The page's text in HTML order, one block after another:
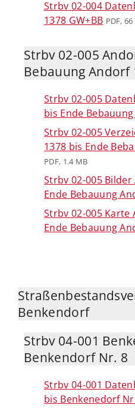
Strbv 02-004
1378 GW+BB PDF,
Strbv 02-005
Bebauung Andorf
Strbv 02-005
bis Ende
Strbv 02-005
1378 bis Ende
PDF, 1.4 MB
Strbv 02-005
Ende Bebauung
Strbv 02-005 Karte
Ende Bebauung
Benkendorf
Strbv 04-001
Benkendorf Nr. 8
Strbv 04-001
bis Benkenedorf